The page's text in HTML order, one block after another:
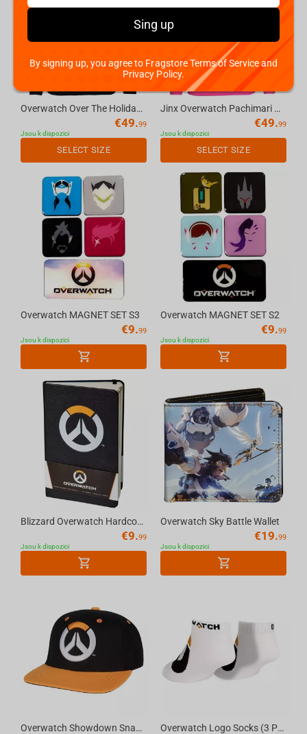
Overwatch Over The Holidays Ugly Holiday Sweater, Black, M
€49.99
Jsou k dispozici
SELECT SIZE
Jinx Overwatch Pachimari Pals Ugly Holiday Sweater, Pink, S
€49.99
Jsou k dispozici
SELECT SIZE
Overwatch MAGNET SET S3
€9.99
Jsou k dispozici
Overwatch MAGNET SET S2
€9.99
Jsou k dispozici
Blizzard Overwatch Hardcover Ruled Journal
€9.99
Jsou k dispozici
Overwatch Sky Battle Wallet
€19.99
Jsou k dispozici
Overwatch Showdown Snap Back Overwatch Logo Socks (3 Pack)-One Size-White
Sing up
By signing up, you agree to Fragstore Terms of Service and
Privacy Policy.